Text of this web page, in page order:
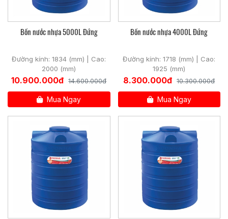
lương về độ bền, độ cứng và chịu va đập tốt, đồng thời đảm
bảo vệ sinh an toàn thực phẩm.
Bồn nước nhựa 5000L Đứng
Đường kính: 1834 (mm) | Cao:
2000 (mm)
10.900.000đ 14.600.000đ
Mua Ngay
Bồn nước nhựa 4000L Đứng
Đường kính: 1718 (mm) | Cao:
1925 (mm)
8.300.000đ 10.300.000đ
Mua Ngay